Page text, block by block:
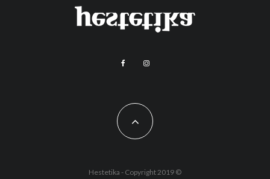
Hestetika - Copyright 2019 ©